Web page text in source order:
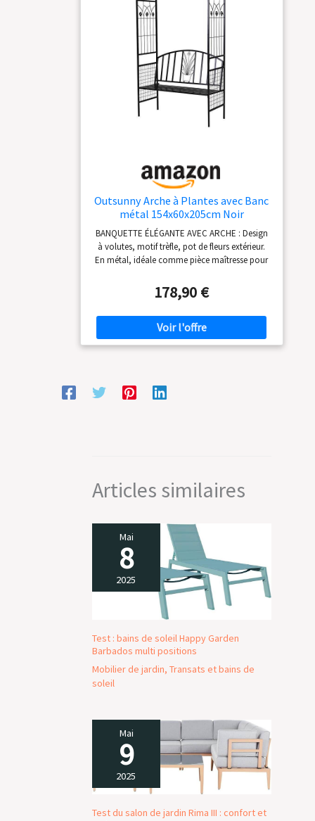
Outsunny Arche à Plantes avec Banc
métal 154x60x205cm Noir
BANQUETTE ÉLÉGANTE AVEC ARCHE : Design
à volutes, motif trèfle, pot de fleurs extérieur.
En métal, idéale comme pièce maîtresse pour
SOUTIEN POUR PLANTES : L'arche de soutien
de la banquette extérieure permet de faire
pousser des vignes et de suspendre des paniers
pour un design unique. ASSISE CONFORTABLE :
La banquette à deux places au design large
revêtement époxy pour une résistance aux
178,90 €
Articles similaires
Mai
8
2025
Test : bains de soleil Happy Garden
Barbados multi positions
Mobilier de jardin, Transats et bains de
soleil
Mai
9
2025
Test du salon de jardin Rima III : confort et